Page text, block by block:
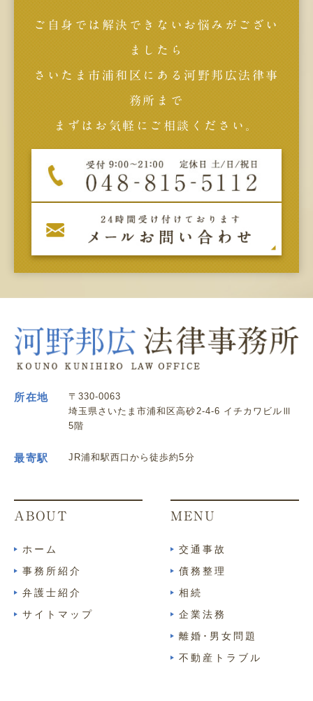
ご自身では解決できないお悩みがござい
ましたら
さいたま市浦和区にある河野邦広法律事
務所まで
まずはお気軽にご相談ください。
所在地
〒330-0063
埼玉県さいたま市浦和区高砂2-4-6 イチカワビルⅢ
5階
最寄駅 JR浦和駅西口から徒歩約5分
ABOUT
ホーム
事務所紹介
弁護士紹介
サイトマップ
MENU
交通事故
債務整理
相続
企業法務
離婚･男女問題
不動産トラブル